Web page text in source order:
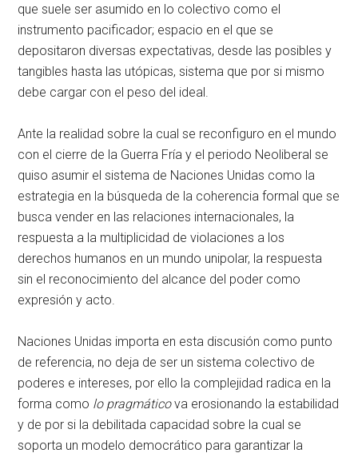
que suele ser asumido en lo colectivo como el
instrumento pacificador; espacio en el que se
depositaron diversas expectativas, desde las posibles y
tangibles hasta las utópicas, sistema que por si mismo
debe cargar con el peso del ideal.
Ante la realidad sobre la cual se reconfiguro en el mundo
con el cierre de la Guerra Fría y el periodo Neoliberal se
quiso asumir el sistema de Naciones Unidas como la
estrategia en la búsqueda de la coherencia formal que se
busca vender en las relaciones internacionales, la
respuesta a la multiplicidad de violaciones a los
derechos humanos en un mundo unipolar, la respuesta
sin el reconocimiento del alcance del poder como
expresión y acto.
Naciones Unidas importa en esta discusión como punto
de referencia, no deja de ser un sistema colectivo de
poderes e intereses, por ello la complejidad radica en la
forma como lo pragmáticova erosionando la estabilidad
y de por si la debilitada capacidad sobre la cual se
soporta un modelo democrático para garantizar la